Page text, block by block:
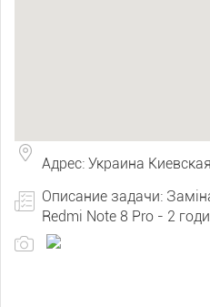
Адрес: Украина
Описание задачи:
Redmi Note 8 Pro - 2